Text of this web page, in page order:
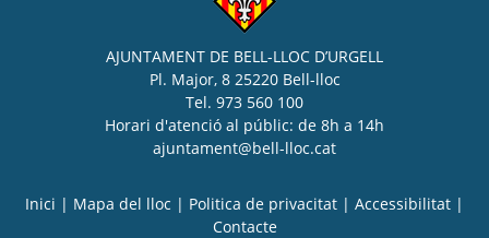
AJUNTAMENT DE BELL-LLOC D’URGELL
Pl. Major, 8 25220 Bell-lloc
Tel. 973 560 100
Horari d'atenció al públic: de 8h a 14h
ajuntament@bell-lloc.cat
Inici | Mapa del lloc | Politica de privacitat | Accessibilitat |
Contacte